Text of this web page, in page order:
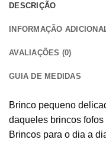
DESCRIÇÃO
INFORMAÇÃO
AVALIAÇÕES (0)
GUIA DE MEDIDAS
Brinco pequeno
daqueles brincos
Brincos para o dia a